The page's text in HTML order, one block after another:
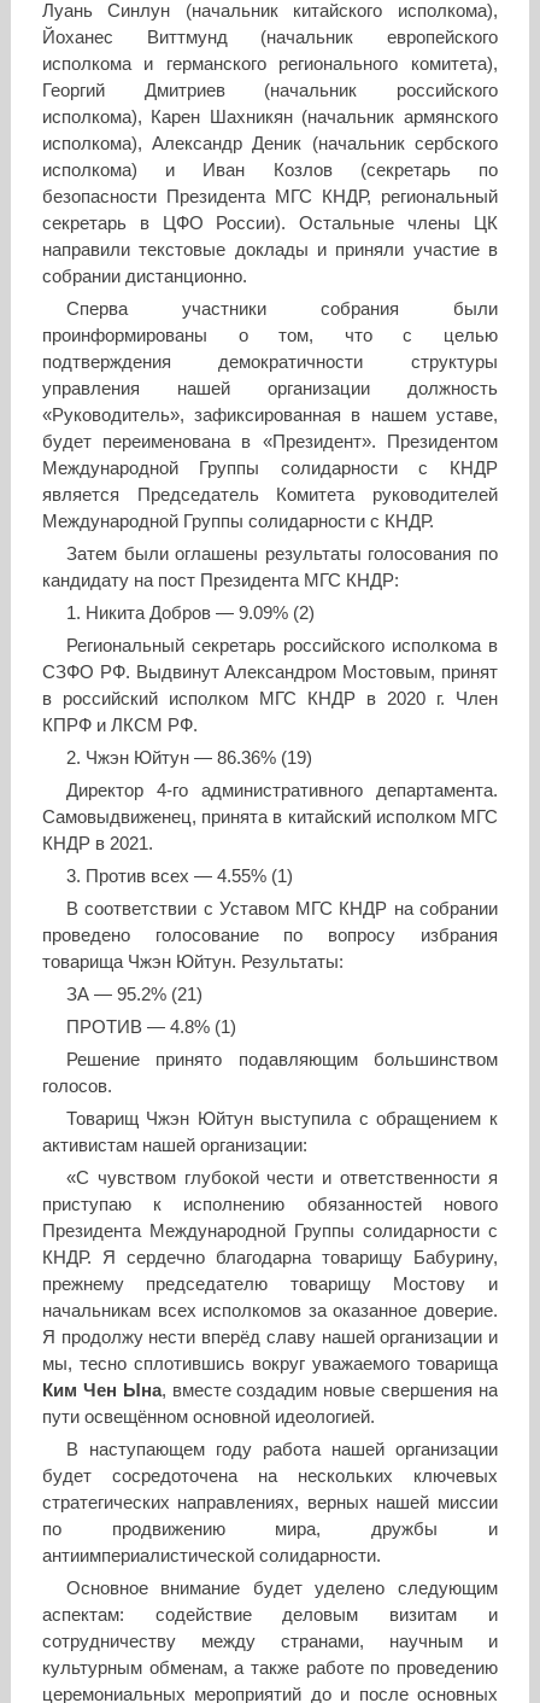
Луань Синлун (начальник китайского исполкома),
Йоханес Виттмунд (начальник европейского
исполкома и германского регионального комитета),
Георгий Дмитриев (начальник российского
исполкома), Карен Шахникян (начальник армянского
исполкома), Александр Деник (начальник сербского
исполкома) и Иван Козлов (секретарь по
безопасности Президента МГС КНДР, региональный
секретарь в ЦФО России). Остальные члены ЦК
направили текстовые доклады и приняли участие в
собрании дистанционно.
Сперва участники собрания были
проинформированы о том, что с целью
подтверждения демократичности структуры
управления нашей организации должность
«Руководитель», зафиксированная в нашем уставе,
будет переименована в «Президент». Президентом
Международной Группы солидарности с КНДР
является Председатель Комитета руководителей
Международной Группы солидарности с КНДР.
Затем были оглашены результаты голосования по
кандидату на пост Президента МГС КНДР:
1. Никита Добров — 9.09% (2)
Региональный секретарь российского исполкома в
СЗФО РФ. Выдвинут Александром Мостовым, принят
в российский исполком МГС КНДР в 2020 г. Член
КПРФ и ЛКСМ РФ.
2. Чжэн Юйтун — 86.36% (19)
Директор 4-го административного департамента.
Самовыдвиженец, принята в китайский исполком МГС
КНДР в 2021.
3. Против всех — 4.55% (1)
В соответствии с Уставом МГС КНДР на собрании
проведено голосование по вопросу избрания
товарища Чжэн Юйтун. Результаты:
ЗА — 95.2% (21)
ПРОТИВ — 4.8% (1)
Решение принято подавляющим большинством
голосов.
Товарищ Чжэн Юйтун выступила с обращением к
активистам нашей организации:
«С чувством глубокой чести и ответственности я
приступаю к исполнению обязанностей нового
Президента Международной Группы солидарности с
КНДР. Я сердечно благодарна товарищу Бабурину,
прежнему председателю товарищу Мостову и
начальникам всех исполкомов за оказанное доверие.
Я продолжу нести вперёд славу нашей организации и
мы, тесно сплотившись вокруг уважаемого товарища
Ким Чен Ына, вместе создадим новые свершения на
пути освещённом основной идеологией.
В наступающем году работа нашей организации
будет сосредоточена на нескольких ключевых
стратегических направлениях, верных нашей миссии
по продвижению мира, дружбы и
антиимпериалистической солидарности.
Основное внимание будет уделено следующим
аспектам: содействие деловым визитам и
сотрудничеству между странами, научным и
культурным обменам, а также работе по проведению
церемониальных мероприятий до и после основных